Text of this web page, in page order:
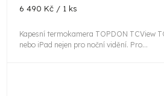
Měrná
6 490 Kč / 1 ks
Kapesní termokamera TOPDON TCView
nebo iPad nejen pro noční vidění. Pro...